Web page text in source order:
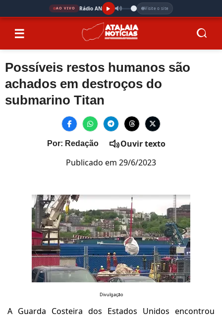
AO VIVO Rádio AN Visite o site
☰
Possíveis restos humanos são
achados em destroços do
submarino Titan
Por: Redação
Ouvir texto
Publicado em 29/6/2023
Divulgação
A Guarda Costeira dos Estados Unidos encontrou